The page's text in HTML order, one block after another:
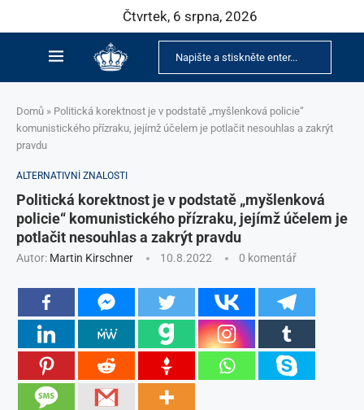
Čtvrtek, 6 srpna, 2026
Domů » Politická korektnost je v podstatě „myšlenková policie“
komunistického přízraku, jejímž účelem je potlačit nesouhlas a zakrýt
pravdu
ALTERNATIVNÍ ZNALOSTI
Politická korektnost je v podstatě „myšlenková
policie“ komunistického přízraku, jejímž účelem je
potlačit nesouhlas a zakrýt pravdu
Autor: Martin Kirschner 10.8.2022 0 komentář